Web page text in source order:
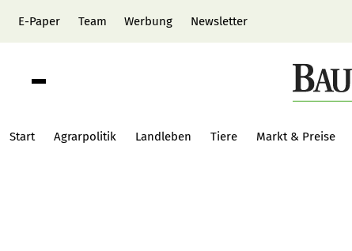
E-Paper Team Werbung Newsletter
Start Agrarpolitik Landleben Tiere Markt & Preise